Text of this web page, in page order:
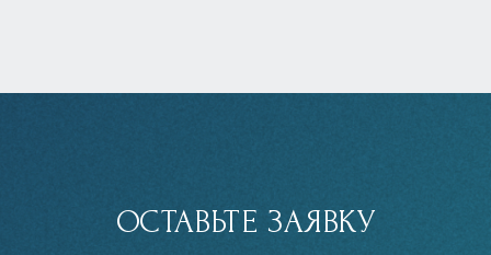
ОСТАВЬТЕ ЗАЯВКУ